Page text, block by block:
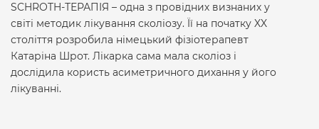
SCHROTH-ТЕРАПІЯ – одна з провідних визнаних у
світі методик лікування сколіозу. Її на початку XX
століття розробила німецький фізіотерапевт
Катаріна Шрот. Лікарка сама мала сколіоз і
дослідила користь асиметричного дихання у його
лікуванні.